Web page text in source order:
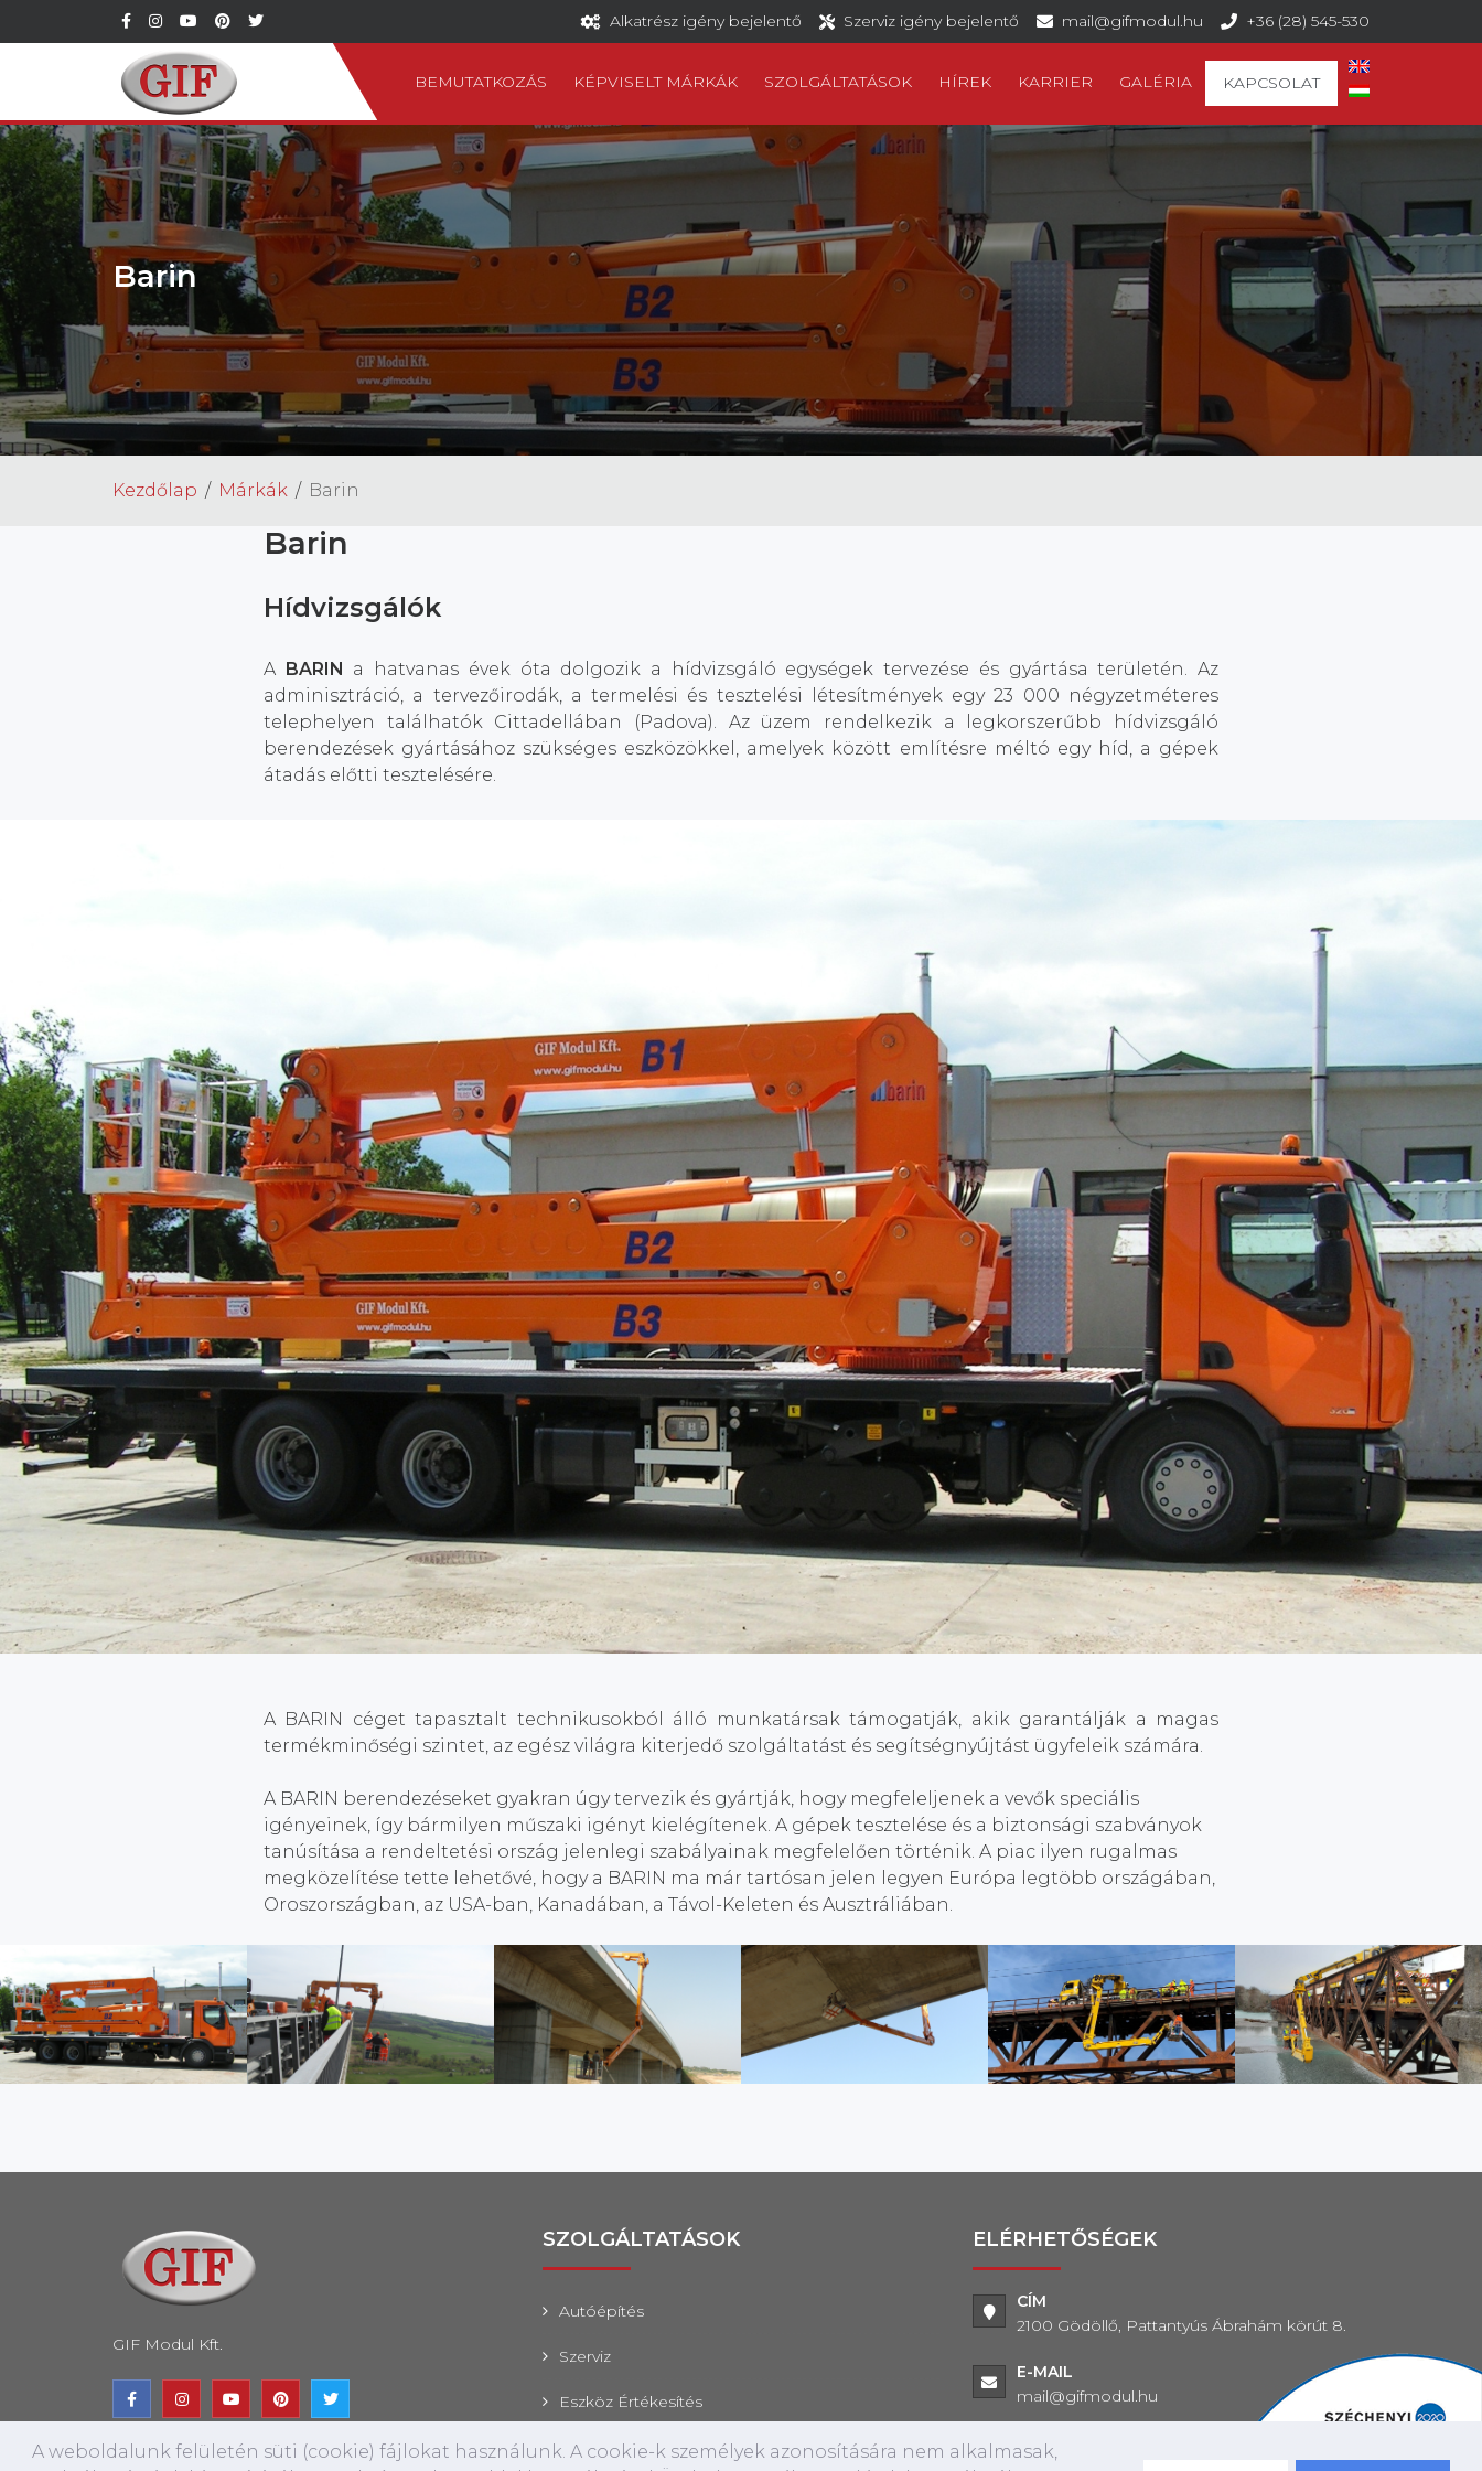
A weboldalunk felületén süti (cookie) fájlokat használunk. A cookie-k személyek azonosítására nem alkalmasak,
Alkatrész igény bejelentő Szerviz igény bejelentő mail@gifmodul.hu +36 (28) 545-530
BEMUTATKOZÁS KÉPVISELT MÁRKÁK SZOLGÁLTATÁSOK HÍREK KARRIER GALÉRIA KAPCSOLAT
Barin
Kezdőlap Márkák Barin
Barin
Hídvizsgálók
A BARIN a hatvanas évek óta dolgozik a hídvizsgáló egységek tervezése és gyártása területén. Az
adminisztráció, a tervezőirodák, a termelési és tesztelési létesítmények egy 23 000 négyzetméteres
telephelyen találhatók Cittadellában (Padova). Az üzem rendelkezik a legkorszerűbb hídvizsgáló
berendezések gyártásához szükséges eszközökkel, amelyek között említésre méltó egy híd, a gépek
átadás előtti tesztelésére.
A BARIN céget tapasztalt technikusokból álló munkatársak támogatják, akik garantálják a magas
termékminőségi szintet, az egész világra kiterjedő szolgáltatást és segítségnyújtást ügyfeleik számára.
A BARIN berendezéseket gyakran úgy tervezik és gyártják, hogy megfeleljenek a vevők speciális
igényeinek, így bármilyen műszaki igényt kielégítenek. A gépek tesztelése és a biztonsági szabványok
tanúsítása a rendeltetési ország jelenlegi szabályainak megfelelően történik. A piac ilyen rugalmas
megközelítése tette lehetővé, hogy a BARIN ma már tartósan jelen legyen Európa legtöbb országában,
Oroszországban, az USA-ban, Kanadában, a Távol-Keleten és Ausztráliában.
GIF Modul Kft.
SZOLGÁLTATÁSOK
Autóépítés
Szerviz
Eszköz Értékesítés
Alkatrész Értékesítés
ELÉRHETŐSÉGEK
CÍM
2100 Gödöllő, Pattantyús Ábrahám körút 8.
E-MAIL
mail@gifmodul.hu
TELEFON
+36 (28) 545-530